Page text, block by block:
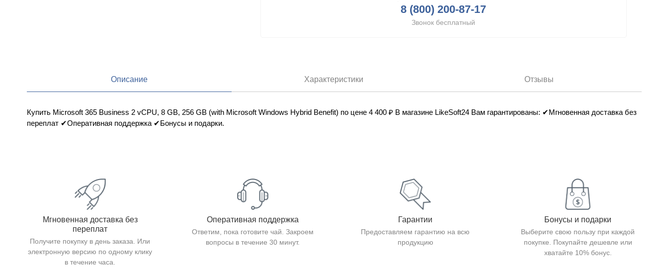
8 (800) 200-87-17
Звонок бесплатный
Описание Характеристики Отзывы
Купить Microsoft 365 Business 2 vCPU, 8 GB, 256 GB (with Microsoft Windows Hybrid Benefit) по цене 4 400 ₽ В магазине LikeSoft24 Вам гарантированы: ✔Мгновенная доставка без
переплат ✔Оперативная поддержка ✔Бонусы и подарки.
Мгновенная доставка без
переплат
Получите покупку в день заказа. Или
электронную версию по одному клику
в течение часа.
Оперативная поддержка
Ответим, пока готовите чай. Закроем
вопросы в течение 30 минут.
Гарантии
Предоставляем гарантию на всю
продукцию
Бонусы и подарки
Выберите свою пользу при каждой
покупке. Покупайте дешевле или
хватайте 10% бонус.